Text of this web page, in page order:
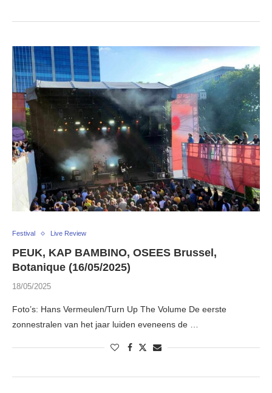
Festival Live Review
PEUK, KAP BAMBINO, OSEES Brussel,
Botanique (16/05/2025)
18/05/2025
Foto’s: Hans Vermeulen/Turn Up The Volume De eerste
zonnestralen van het jaar luiden eveneens de …